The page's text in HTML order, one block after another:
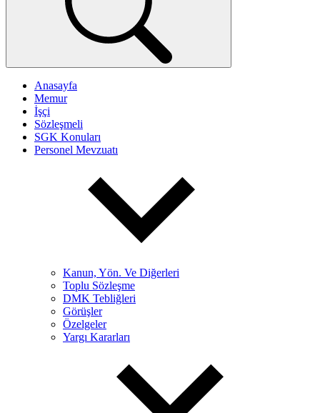
Anasayfa
Memur
İşçi
Sözleşmeli
SGK Konuları
Personel Mevzuatı
Kanun, Yön. Ve Diğerleri
Toplu Sözleşme
DMK Tebliğleri
Görüşler
Özelgeler
Yargı Kararları